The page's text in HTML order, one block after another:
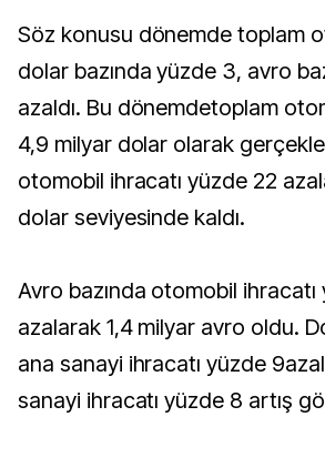
Söz konusu dönemde toplam
dolar bazında yüzde 3, avro
azaldı. Bu dönemdetoplam
4,9 milyar dolar olarak
otomobil ihracatı yüzde 22
dolar seviyesinde kaldı.
Avro bazında otomobil ihracatı
azalarak 1,4 milyar avro oldu.
ana sanayi ihracatı yüzde
sanayi ihracatı yüzde 8 artış